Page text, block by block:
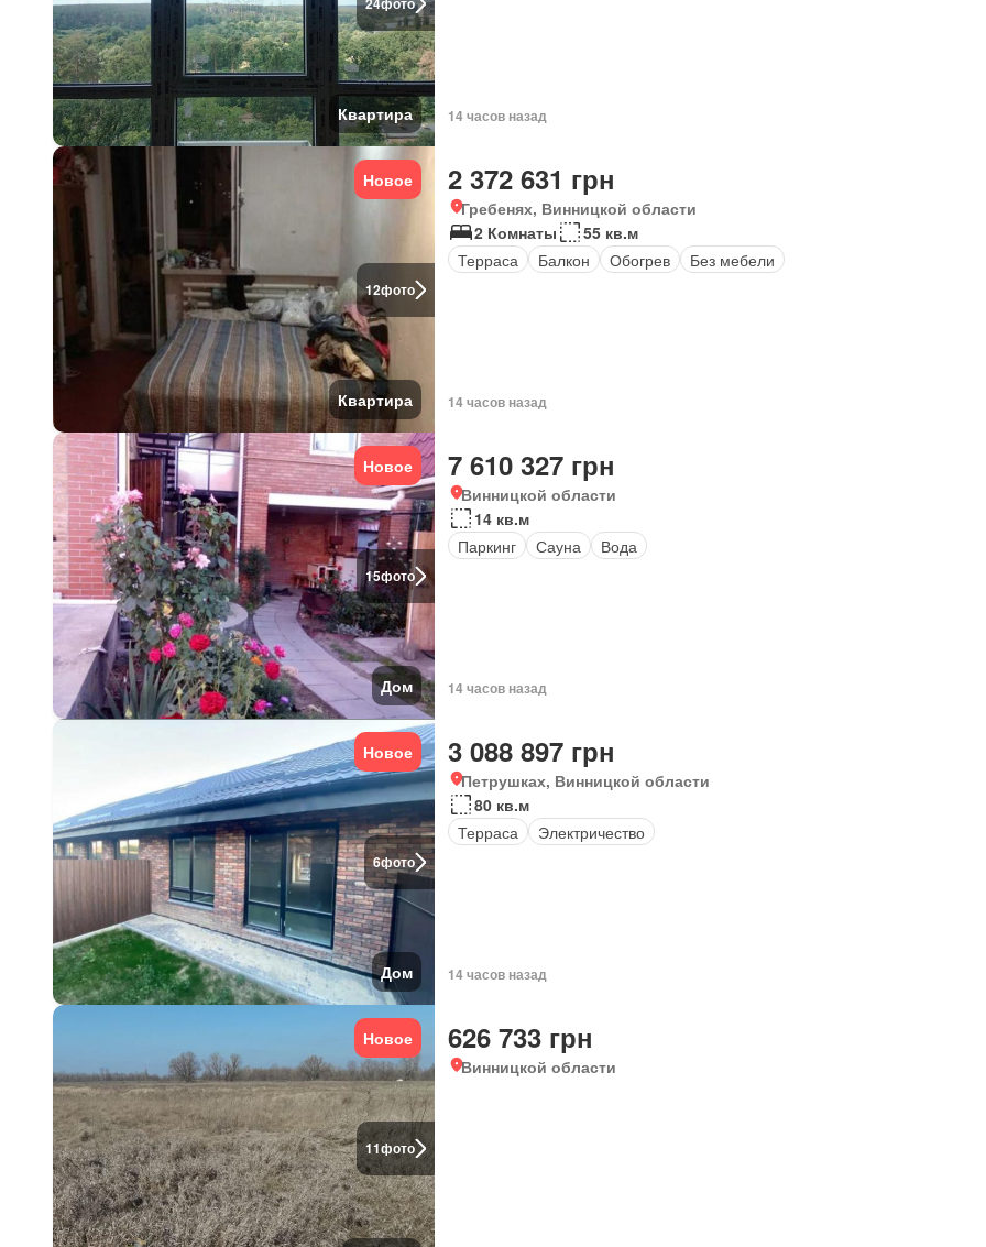
Квартира 14 часов назад
12фото
Новое
Квартира
2 372 631 грн
Гребенях, Винницкой области
2 Комнаты
55 кв.м
Терраса
Балкон Обогрев Без мебели
14 часов назад
15фото
Новое
Дом
7 610 327 грн
Винницкой области
14 кв.м
Паркинг
Сауна Вода
14 часов назад
6фото
Новое
Дом
3 088 897 грн
Петрушках, Винницкой области
80 кв.м
Терраса
Электричество
14 часов назад
11фото
Новое 626 733 грн
Винницкой области